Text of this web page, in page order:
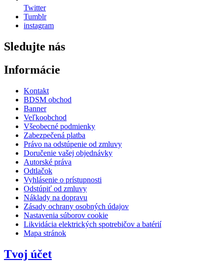
Twitter
Tumblr
instagram
Sledujte nás
Informácie
Kontakt
BDSM obchod
Banner
Veľkoobchod
Všeobecné podmienky
Zabezpečená platba
Právo na odstúpenie od zmluvy
Doručenie vašej objednávky
Autorské práva
Odtlačok
Vyhlásenie o prístupnosti
Odstúpiť od zmluvy
Náklady na dopravu
Zásady ochrany osobných údajov
Nastavenia súborov cookie
Likvidácia elektrických spotrebičov a batérií
Mapa stránok
Tvoj účet